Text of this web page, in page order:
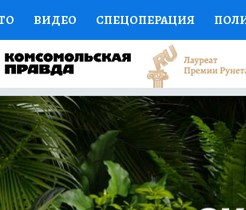
ВИДЕО СПЕЦОПЕРАЦИЯ
НАУКА СПОРТ
ЭКСПЕРТОВ ДОКТОР
ПОЛКА ПРОГНОЗЫ НА СПОРТ
ЦЕНТР НЕДВИЖИМОСТЬ